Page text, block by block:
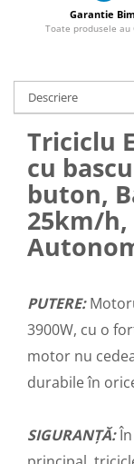
Cu Pedale
25 km/h
45 km/h
Chopper
Harley
⬇ MARCI
➔ Geeli
➔ RDB
➔ Z-Tech
➔ Kuba
Acceleratii
Baterii 60V
Garantie
Toate produsele au
Descriere
Triciclu
cu
buton,
25km/h,
PUTERE:
3900W, cu o
motor nu
durabile în
SIGURANȚĂ:În